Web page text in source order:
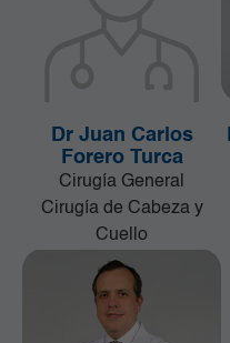
Dr Juan Carlos
Forero Turca
Cirugía General
Cirugía de Cabeza y
Cuello